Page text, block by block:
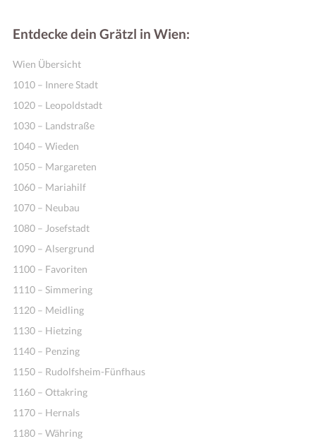
Entdecke dein Grätzl in Wien:
Wien Übersicht
1010 – Innere Stadt
1020 – Leopoldstadt
1030 – Landstraße
1040 – Wieden
1050 – Margareten
1060 – Mariahilf
1070 – Neubau
1080 – Josefstadt
1090 – Alsergrund
1100 – Favoriten
1110 – Simmering
1120 – Meidling
1130 – Hietzing
1140 – Penzing
1150 – Rudolfsheim-Fünfhaus
1160 – Ottakring
1170 – Hernals
1180 – Währing